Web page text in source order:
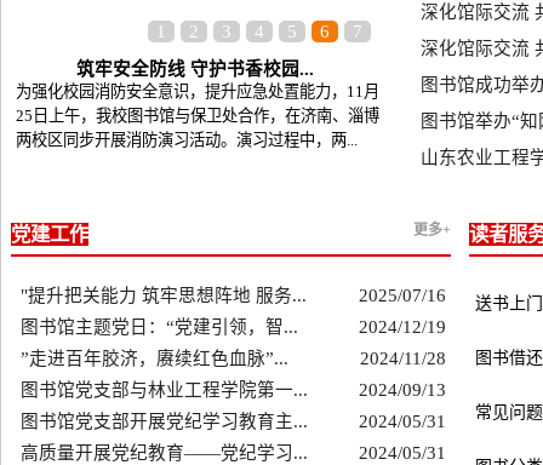
1 2 3 4 5 6
7
筑牢安全防线 守护书香校园...
​为强化校园消防安全意识，提升应急处置能力，11月
25日上午，我校图书馆与保卫处合作，在济南、淄博
两校区同步开展消防演习活动。演习过程中，两...
深化馆际交流
深化馆际交流
图书馆成功举
图书馆举办“
山东农业工程
更多+
党建工作
"提升把关能力 筑牢思想阵地 服务...
2025/07/16
图书馆主题党日：“党建引领，智...
2024/12/19
”走进百年胶济，赓续红色血脉”...
2024/11/28
图书馆党支部与林业工程学院第一...
2024/09/13
图书馆党支部开展党纪学习教育主...
2024/05/31
高质量开展党纪教育——党纪学习...
2024/05/31
读者服
送书上
图书借还
常见问题